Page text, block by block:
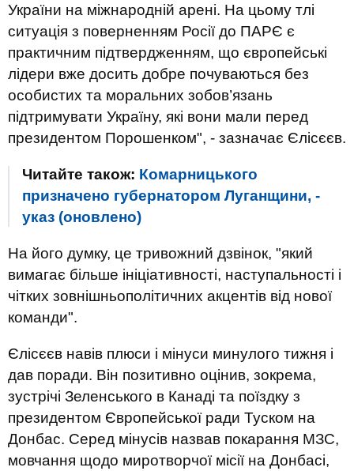
України на міжнародній арені. На цьому тлі
ситуація з поверненням Росії до ПАРЄ є
практичним підтвердженням, що європейські
лідери вже досить добре почуваються без
особистих та моральних зобов’язань
підтримувати Україну, які вони мали перед
президентом Порошенком", - зазначає Єлісєєв.
Читайте також: Комарницького
призначено губернатором Луганщини, -
указ (оновлено)
На його думку, це тривожний дзвінок, "який
вимагає більше ініціативності, наступальності і
чітких зовнішньополітичних акцентів від нової
команди".
Єлісєєв навів плюси і мінуси минулого тижня і
дав поради. Він позитивно оцінив, зокрема,
зустрічі Зеленського в Канаді та поїздку з
президентом Європейської ради Туском на
Донбас. Серед мінусів назвав покарання МЗС,
мовчання щодо миротворчої місії на Донбасі,